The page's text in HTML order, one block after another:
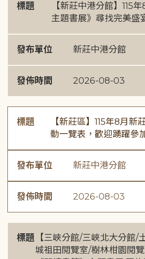
標題
【新莊中港分館】115
主題書展》尋找完美盛
發布單位 新莊中港分館
發佈時間 2026-08-03
標題
【新莊區】115年8月新
動一覽表，歡迎踴躍參
發布單位 新莊中港分館
發佈時間 2026-08-03
標題 【三峽分館/三峽北大分館/
城祖田閱覽室/樹林柑園閱覽